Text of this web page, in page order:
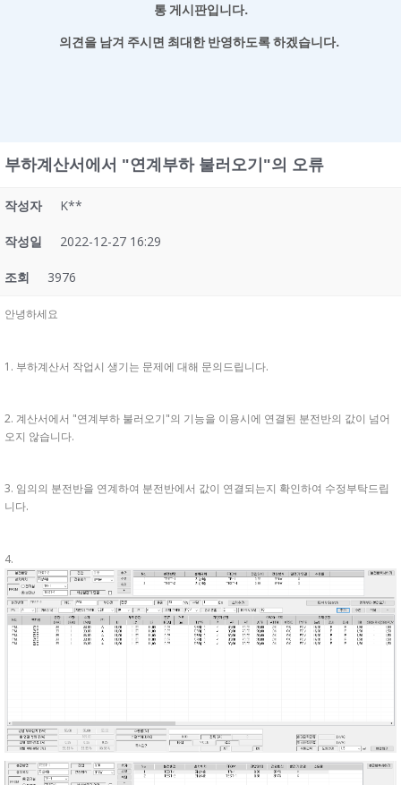
통 게시판입니다.
의견을 남겨 주시면 최대한 반영하도록 하겠습니다.
부하계산서에서 "연계부하 불러오기"의 오류
작성자 K**
작성일 2022-12-27 16:29
조회 3976
안녕하세요
1. 부하계산서 작업시 생기는 문제에 대해 문의드립니다.
2. 계산서에서 "연계부하 불러오기"의 기능을 이용시에 연결된 분전반의 값이 넘어
오지 않습니다.
3. 임의의 분전반을 연계하여 분전반에서 값이 연결되는지 확인하여 수정부탁드립
니다.
4.